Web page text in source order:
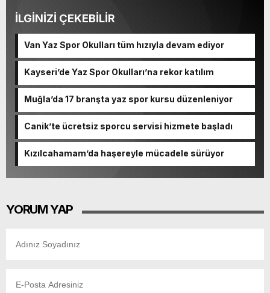
İLGİNİZİ ÇEKEBİLİR
Van Yaz Spor Okulları tüm hızıyla devam ediyor
Kayseri’de Yaz Spor Okulları’na rekor katılım
Muğla’da 17 branşta yaz spor kursu düzenleniyor
Canik’te ücretsiz sporcu servisi hizmete başladı
Kızılcahamam’da haşereyle mücadele sürüyor
YORUM YAP